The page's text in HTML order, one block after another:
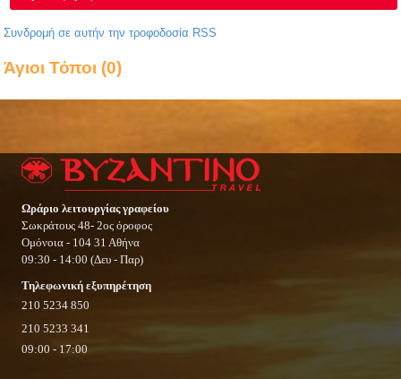
Συνδρομή σε αυτήν την τροφοδοσία RSS
Άγιοι Τόποι (0)
Ωράριο λειτουργίας γραφείου
Σωκράτους 48- 2ος όροφος
Ομόνοια - 104 31 Αθήνα
09:30 - 14:00 (Δευ - Παρ)
Τηλεφωνική εξυπηρέτηση
210 5234 850
210 5233 341
09:00 - 17:00